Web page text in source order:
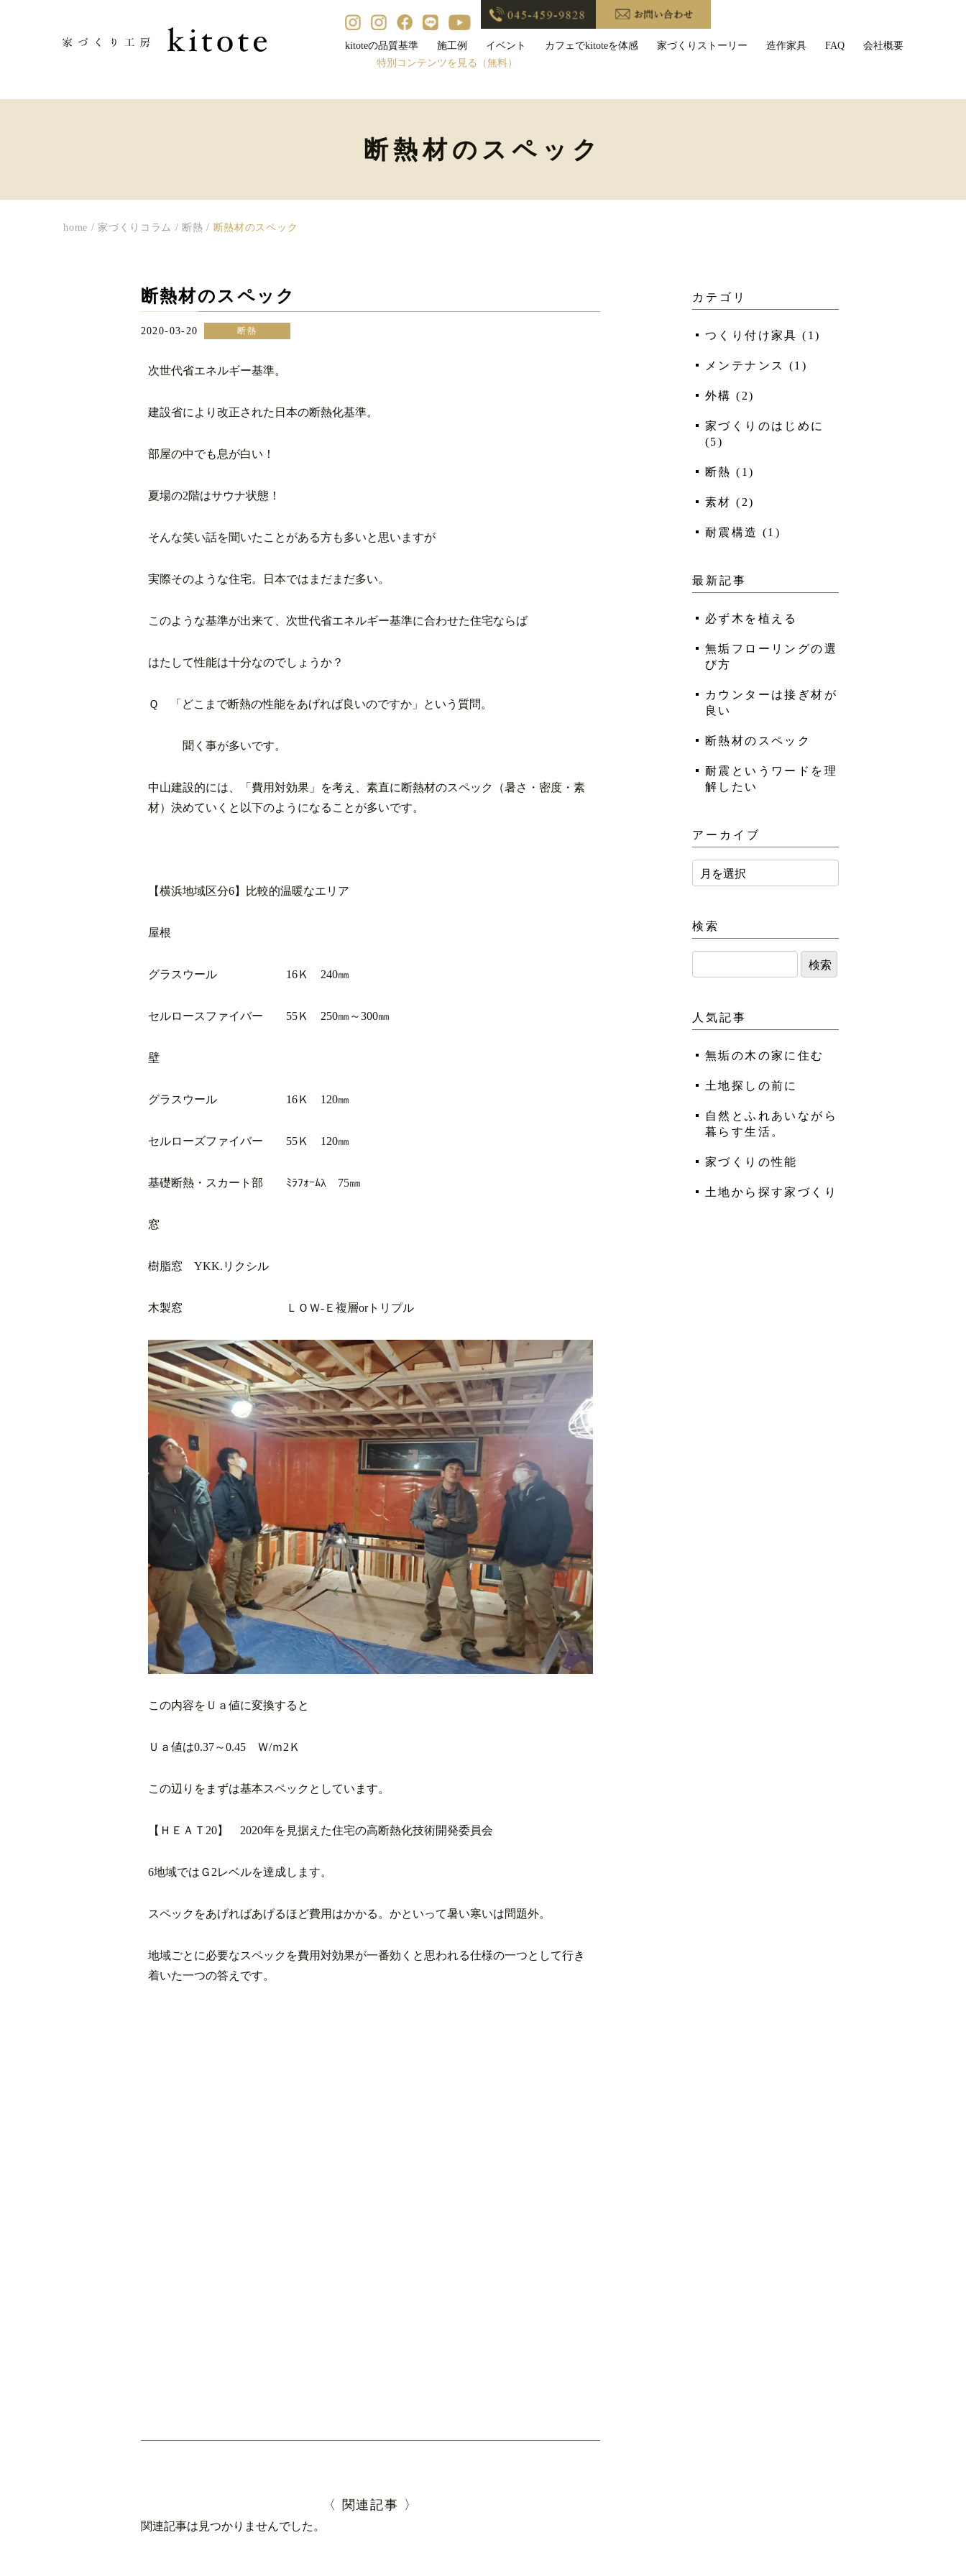
kitoteの品質基準 施工例 イベント カフェでkitoteを体感 家づくりストーリー 造作家具 FAQ
会社概要
特別コンテンツを見る（無料）
断熱材のスペック
home /家づくりコラム / 断熱 / 断熱材のスペック
断熱材のスペック
2020-03-20 断熱
次世代省エネルギー基準。
建設省により改正された日本の断熱化基準。
部屋の中でも息が白い！
夏場の2階はサウナ状態！
そんな笑い話を聞いたことがある方も多いと思いますが
実際そのような住宅。日本ではまだまだ多い。
このような基準が出来て、次世代省エネルギー基準に合わせた住宅ならば
はたして性能は十分なのでしょうか？
Ｑ 「どこまで断熱の性能をあげれば良いのですか」という質問。
聞く事が多いです。
中山建設的には、「費用対効果」を考え、素直に断熱材のスペック（暑さ・密度・素
材）決めていくと以下のようになることが多いです。
【横浜地域区分6】比較的温暖なエリア
屋根
グラスウール 16Ｋ 240㎜
セルロースファイバー 55Ｋ 250㎜～300㎜
壁
グラスウール 16Ｋ 120㎜
セルローズファイバー 55Ｋ 120㎜
基礎断熱・スカート部 ﾐﾗﾌｫｰﾑλ 75㎜
窓
樹脂窓 YKK.リクシル
木製窓 ＬＯＷ-Ｅ複層orトリプル
この内容をＵａ値に変換すると
Ｕａ値は0.37～0.45 Ｗ/ｍ2Ｋ
この辺りをまずは基本スペックとしています。
【ＨＥＡＴ20】 2020年を見据えた住宅の高断熱化技術開発委員会
6地域ではＧ2レベルを達成します。
スペックをあげればあげるほど費用はかかる。かといって暑い寒いは問題外。
地域ごとに必要なスペックを費用対効果が一番効くと思われる仕様の一つとして行き
着いた一つの答えです。
〈 関連記事 〉
関連記事は見つかりませんでした。
カテゴリ
つくり付け家具 ( 1)
メンテナンス (1 )
外構 ( 2)
家づくりのはじめに
(5)
断熱 ( 1)
素材 ( 2)
耐震構造 (1 )
最新記事
必ず木を植える
無垢フローリングの選
び方
カウンターは接ぎ材が
良い
断熱材のスペック
耐震というワードを理
解したい
アーカイブ
検索
人気記事
無垢の木の家に住む
土地探しの前に
自然とふれあいながら
暮らす生活。
家づくりの性能
土地から探す家づくり